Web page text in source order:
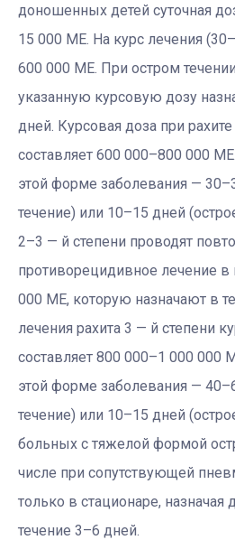
доношенных детей суточная
15 000 МЕ. На курс лечения
600 000 МЕ. При остром
указанную курсовую дозу
дней. Курсовая доза при
составляет 600 000–800 000
этой форме заболевания —
течение) или 10–15 дней
2–3 — й степени проводят
противорецидивное лечение в
000 МЕ, которую назначают в
лечения рахита 3 — й степени
составляет 800 000–1 000 000
этой форме заболевания —
течение) или 10–15 дней
больных с тяжелой формой
числе при сопутствующей
только в стационаре,
течение 3–6 дней.